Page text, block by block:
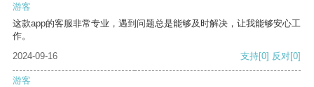
游客
这款app的客服非常专业，遇到问题总是能够及时解决，让我能够安心工
作。
2024-09-16
支持[0] 反对[0]
游客